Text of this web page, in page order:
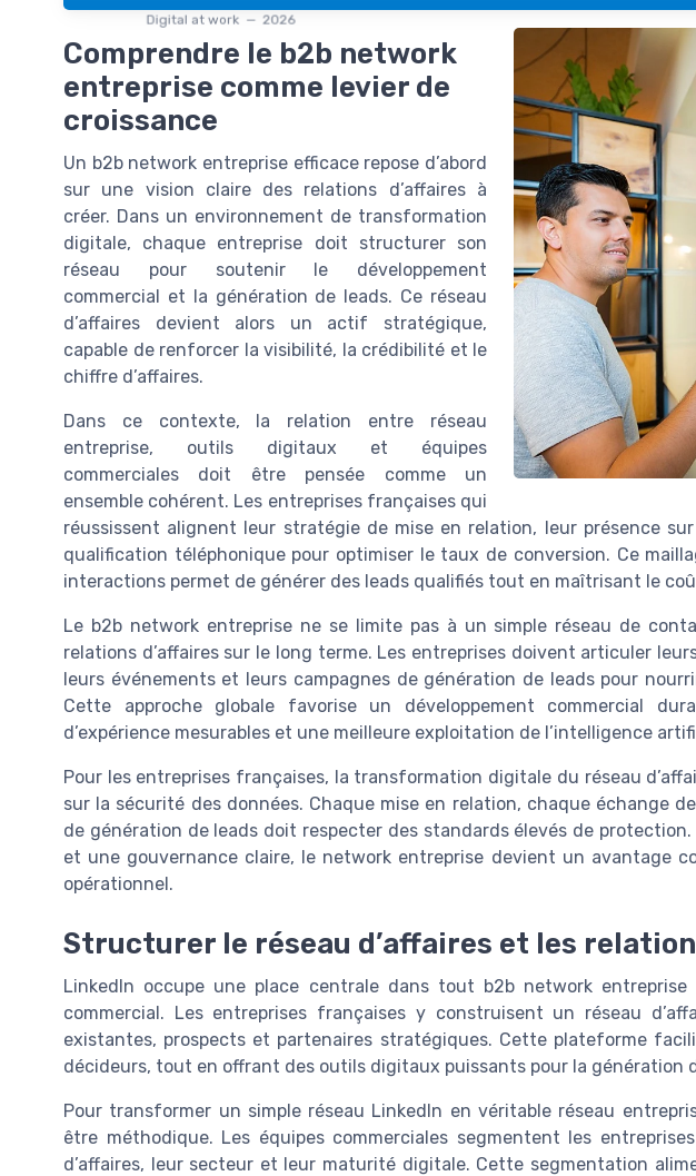
Digital at work — 2026
Comprendre le b2b network
entreprise comme levier de
croissance
Un b2b network entreprise efficace repose d’abord
sur une vision claire des relations d’affaires à
créer. Dans un environnement de transformation
digitale, chaque entreprise doit structurer son
réseau pour soutenir le développement
commercial et la génération de leads. Ce réseau
d’affaires devient alors un actif stratégique,
capable de renforcer la visibilité, la crédibilité et le
chiffre d’affaires.
Dans ce contexte, la relation entre réseau
entreprise, outils digitaux et équipes
commerciales doit être pensée comme un
ensemble cohérent. Les entreprises françaises qui
réussissent alignent leur stratégie de mise en relation, leur présence
qualification téléphonique pour optimiser le taux de conversion. Ce
interactions permet de générer des leads qualifiés tout en maîtrisant le
Le b2b network entreprise ne se limite pas à un simple réseau de
relations d’affaires sur le long terme. Les entreprises doivent articuler
leurs événements et leurs campagnes de génération de leads pour
Cette approche globale favorise un développement commercial
d’expérience mesurables et une meilleure exploitation de l’intelligence
Pour les entreprises françaises, la transformation digitale du réseau
sur la sécurité des données. Chaque mise en relation, chaque échange
de génération de leads doit respecter des standards élevés de
et une gouvernance claire, le network entreprise devient un avantage
opérationnel.
Structurer le réseau d’affaires et les
LinkedIn occupe une place centrale dans tout b2b network entreprise
commercial. Les entreprises françaises y construisent un réseau
existantes, prospects et partenaires stratégiques. Cette plateforme
décideurs, tout en offrant des outils digitaux puissants pour la génération
Pour transformer un simple réseau LinkedIn en véritable réseau
être méthodique. Les équipes commerciales segmentent les
d’affaires, leur secteur et leur maturité digitale. Cette segmentation